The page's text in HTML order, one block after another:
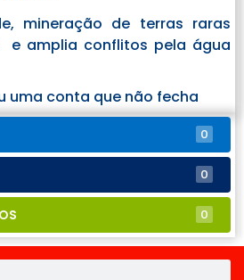
mineração de terras raras
e amplia conflitos pela água
uma conta que não fecha
0
0
0